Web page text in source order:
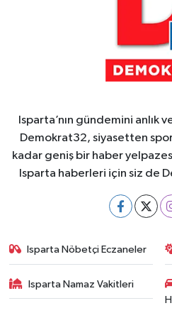
Isparta’nın gündemini anlık
Demokrat32, siyasetten
kadar geniş bir haber
Isparta haberleri için siz de
Isparta Nöbetçi Eczaneler
Isparta Namaz Vakitleri